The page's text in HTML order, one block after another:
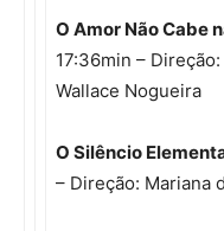
O Amor Não Cabe
17:36min –
Wallace Nogueira
O Silêncio
– Direção: Mariana